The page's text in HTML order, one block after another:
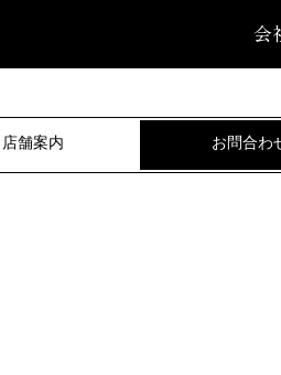
会
店舗案内 お問合わ